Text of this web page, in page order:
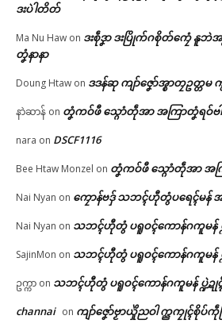
ဒးပဲါတိတ်
Ma Nu Haw on ဒးစဵုဒၞာ ဒးပြိုက်ဂစိုတ်ကၠေံ နူဘဲအ
တၞံနာနာ
Doung Htaw on ဒဒန်ဆု ကျာ်ဇၞော်အ္စာတၠဥတ္တ
နာဲဆာန် on တၞံကဝ်ဖီ သ္ဂောံတဵုအာ အကြာတၞံရဝ်ဗါ
nara on DSCF1116
Bee Htaw Monzel on တၞံကဝ်ဖီ သ္ဂောံတဵုအာ အက
Nai Nyan on ကၠောန်ဗဒှ် သဘၚ်ဟီုတွံပရေၚ်မန်
Nai Nyan on သဘၚ်ဟီုတွံ ပရူဝၚ်ကောန်ဂကူမန်
SajinMon on သဘၚ်ဟီုတွံ ပရူဝၚ်ကောန်ဂကူမန်
ဥက္ကာ on သဘၚ်ဟီုတွံ ပရူဝၚ်ကောန်ဂကူမန် ပ္ဍဲဍု
channai on ကျာ်ဇၞော်ဗၟာယှိုဲညဝါ က္ညကၠုၚ်စိုပ်ကဵုသ